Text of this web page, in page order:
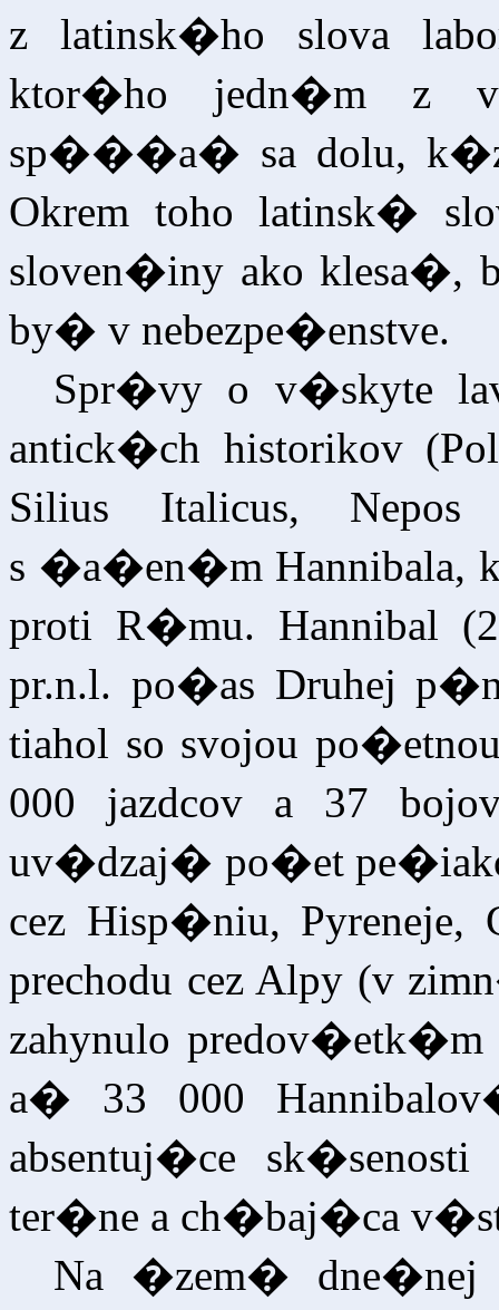
z latinsk�ho slova
ktor�ho jedn�m z
sp���a� sa dolu,
Okrem toho latinsk�
sloven�iny ako
by� v nebezpe�enstve.
Spr�vy o v�skyte
antick�ch historikov
Silius Italicus,
s �a�en�m Hannibala,
proti R�mu. Hannibal
pr.n.l. po�as Druhej
tiahol so svojou
000 jazdcov a 37
uv�dzaj� po�et
cez Hisp�niu,
prechodu cez Alpy (v
zahynulo predov�etk�m
a� 33 000
absentuj�ce
ter�ne a ch�baj�ca
Na �zem� dne�nej